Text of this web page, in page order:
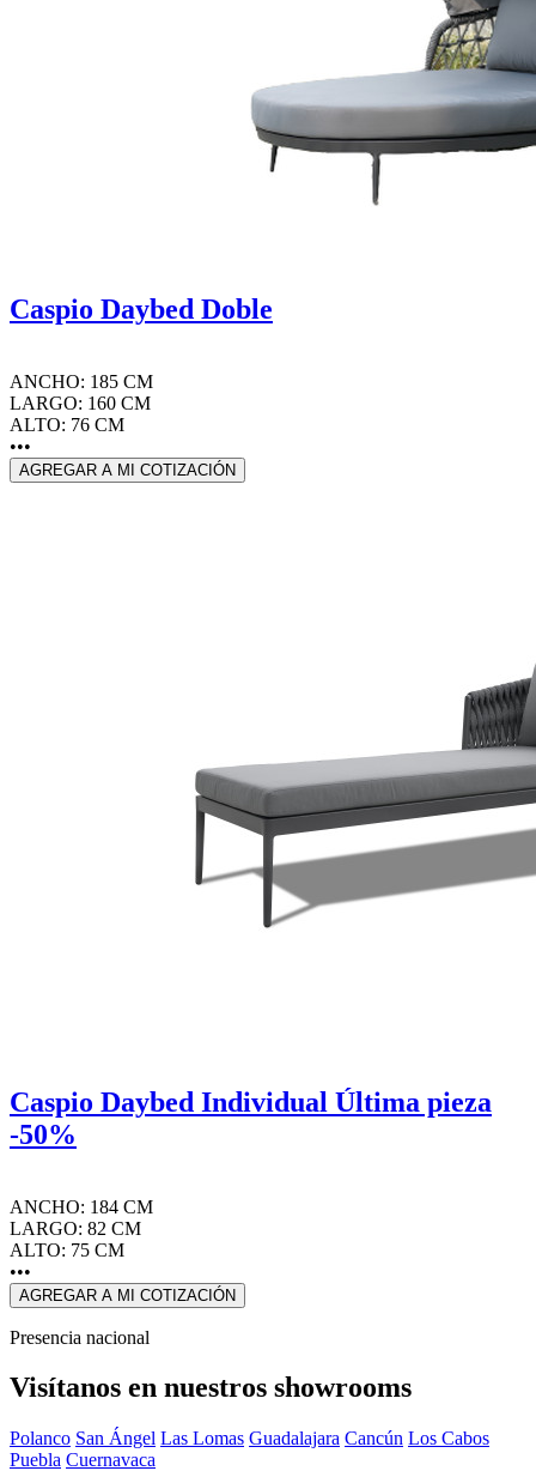
Caspio Daybed Doble
ANCHO: 185 CM
LARGO: 160 CM
ALTO: 76 CM
•••
AGREGAR A MI COTIZACIÓN
Caspio Daybed Individual Última pieza
-50%
ANCHO: 184 CM
LARGO: 82 CM
ALTO: 75 CM
•••
AGREGAR A MI COTIZACIÓN
Presencia nacional
Visítanos en nuestros showrooms
Polanco San Ángel Las Lomas Guadalajara Cancún Los Cabos
Puebla Cuernavaca